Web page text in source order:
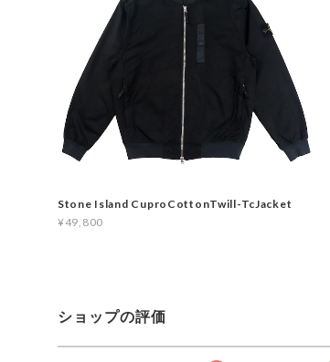
Stone Island CuproCottonTwill-TcJacket
¥49,800
ショップの評価